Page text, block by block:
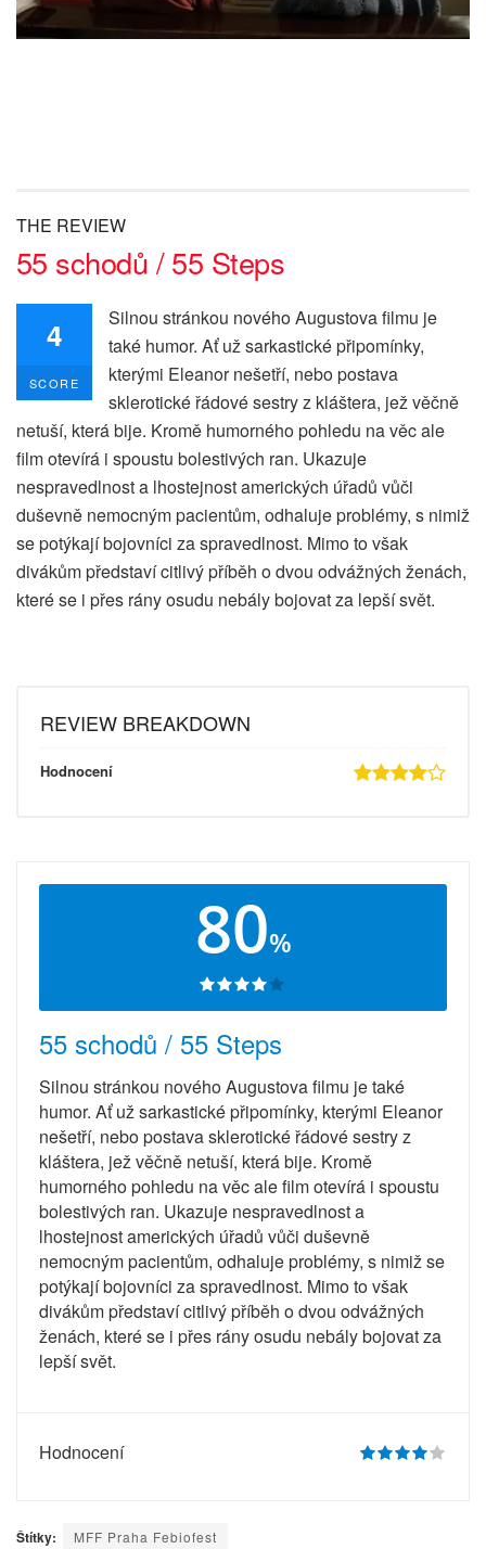
THE REVIEW
55 schodů / 55 Steps
4
SCORE
Silnou stránkou nového Augustova filmu je
také humor. Ať už sarkastické připomínky,
kterými Eleanor nešetří, nebo postava
sklerotické řádové sestry z kláštera, jež věčně
netuší, která bije. Kromě humorného pohledu na věc ale
film otevírá i spoustu bolestivých ran. Ukazuje
nespravedlnost a lhostejnost amerických úřadů vůči
duševně nemocným pacientům, odhaluje problémy, s nimiž
se potýkají bojovníci za spravedlnost. Mimo to však
divákům představí citlivý příběh o dvou odvážných ženách,
které se i přes rány osudu nebály bojovat za lepší svět.
REVIEW BREAKDOWN
Hodnocení
80%
55 schodů / 55 Steps
Silnou stránkou nového Augustova filmu je také
humor. Ať už sarkastické připomínky, kterými Eleanor
nešetří, nebo postava sklerotické řádové sestry z
kláštera, jež věčně netuší, která bije. Kromě
humorného pohledu na věc ale film otevírá i spoustu
bolestivých ran. Ukazuje nespravedlnost a
lhostejnost amerických úřadů vůči duševně
nemocným pacientům, odhaluje problémy, s nimiž se
potýkají bojovníci za spravedlnost. Mimo to však
divákům představí citlivý příběh o dvou odvážných
ženách, které se i přes rány osudu nebály bojovat za
lepší svět.
Hodnocení
Štítky: MFF Praha Febiofest